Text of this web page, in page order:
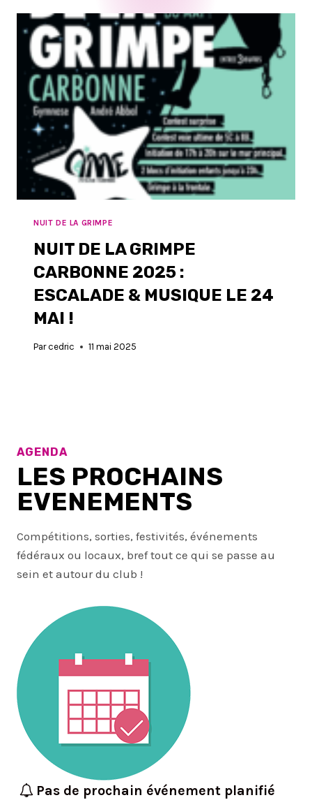
NUIT DE LA GRIMPE
NUIT DE LA GRIMPE
CARBONNE 2025 :
ESCALADE & MUSIQUE LE 24
MAI !
Par cedric 11 mai 2025
AGENDA
LES PROCHAINS
EVENEMENTS
Compétitions, sorties, festivités, événements
fédéraux ou locaux, bref tout ce qui se passe au
sein et autour du club !
Pas de prochain événement planifié